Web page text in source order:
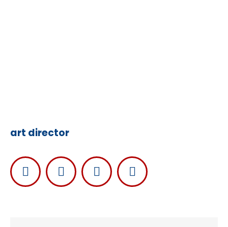
art director
FacebookLinkedinPinterestInstagram